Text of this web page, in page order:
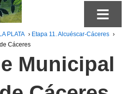
≡
PLATA › Etapa 11. Alcuéscar-Cáceres ›
Cáceres
Municipal